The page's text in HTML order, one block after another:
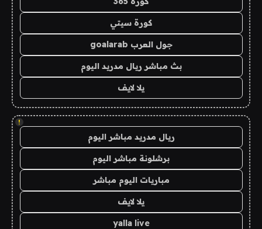
كورة سيتي
جول العرب goalarab
بث مباشر ريال مدريد اليوم
يلا لايف
!
ريال مدريد مباشر اليوم
برشلونة مباشر اليوم
مباريات اليوم مباشر
يلا لايف
yalla live